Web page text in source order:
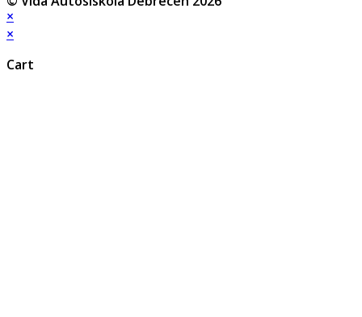
×
×
Cart